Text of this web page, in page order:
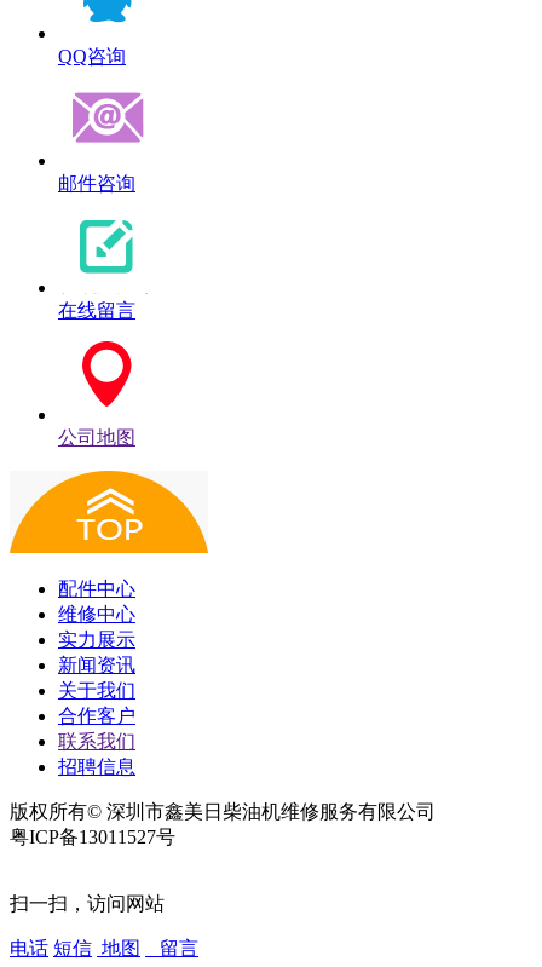
QQ咨询
邮件咨询
在线留言
公司地图
配件中心
维修中心
实力展示
新闻资讯
关于我们
合作客户
联系我们
招聘信息
版权所有© 深圳市鑫美日柴油机维修服务有限公司
粤ICP备13011527号
扫一扫，访问网站
电话 短信 地图 留言